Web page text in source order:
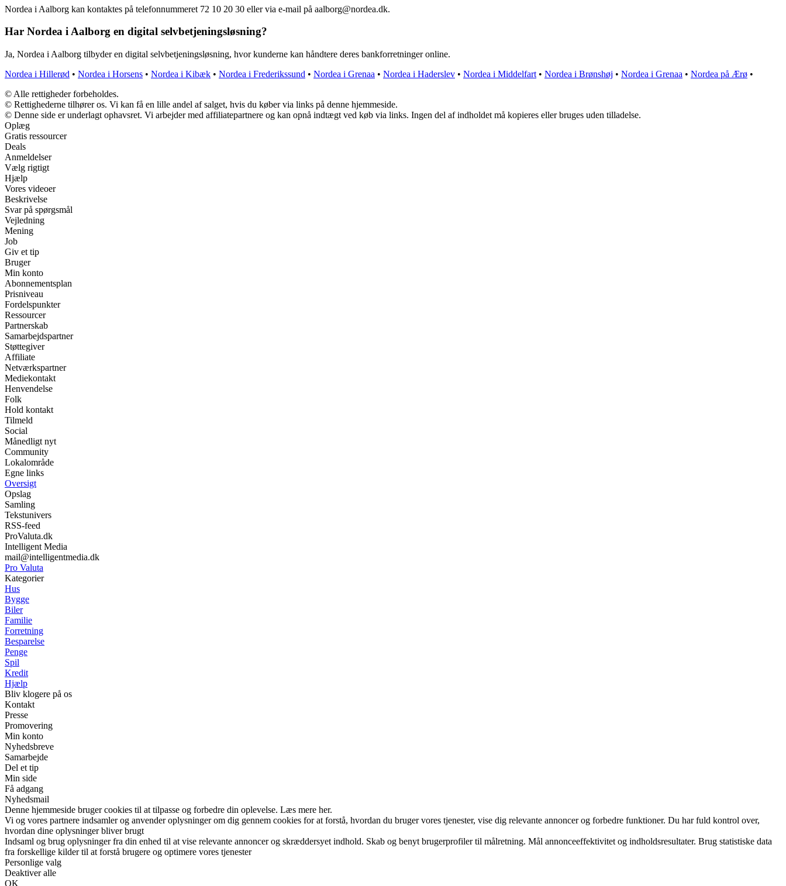
Nordea i Aalborg kan kontaktes på telefonnummeret 72 10 20 30 eller via e-mail på aalborg@nordea.dk.
Har Nordea i Aalborg en digital selvbetjeningsløsning?
Ja, Nordea i Aalborg tilbyder en digital selvbetjeningsløsning, hvor kunderne kan håndtere deres bankforretninger online.
Nordea i Hillerød • Nordea i Horsens • Nordea i Kibæk • Nordea i Frederikssund • Nordea i Grenaa • Nordea i Haderslev • Nordea i Middelfart • Nordea i Brønshøj • Nordea i Grenaa • Nordea på Ærø •
© Alle rettigheder forbeholdes.
© Rettighederne tilhører os. Vi kan få en lille andel af salget, hvis du køber via links på denne hjemmeside.
© Denne side er underlagt ophavsret. Vi arbejder med affiliatepartnere og kan opnå indtægt ved køb via links. Ingen del af indholdet må kopieres eller bruges uden tilladelse.
Oplæg
Gratis ressourcer
Deals
Anmeldelser
Vælg rigtigt
Hjælp
Vores videoer
Beskrivelse
Svar på spørgsmål
Vejledning
Mening
Job
Giv et tip
Bruger
Min konto
Abonnementsplan
Prisniveau
Fordelspunkter
Ressourcer
Partnerskab
Samarbejdspartner
Støttegiver
Affiliate
Netværkspartner
Mediekontakt
Henvendelse
Folk
Hold kontakt
Tilmeld
Social
Månedligt nyt
Community
Lokalområde
Egne links
Oversigt
Opslag
Samling
Tekstunivers
RSS-feed
ProValuta.dk
Intelligent Media
mail@intelligentmedia.dk
Pro Valuta
Kategorier
Hus
Bygge
Biler
Familie
Forretning
Besparelse
Penge
Spil
Kredit
Hjælp
Bliv klogere på os
Kontakt
Presse
Promovering
Min konto
Nyhedsbreve
Samarbejde
Del et tip
Min side
Få adgang
Nyhedsmail
Denne hjemmeside bruger cookies til at tilpasse og forbedre din oplevelse. Læs mere her.
Vi og vores partnere indsamler og anvender oplysninger om dig gennem cookies for at forstå, hvordan du bruger vores tjenester, vise dig relevante annoncer og forbedre funktioner. Du har fuld kontrol over,
hvordan dine oplysninger bliver brugt
Indsaml og brug oplysninger fra din enhed til at vise relevante annoncer og skræddersyet indhold. Skab og benyt brugerprofiler til målretning. Mål annonceeffektivitet og indholdsresultater. Brug statistiske data
fra forskellige kilder til at forstå brugere og optimere vores tjenester
Personlige valg
Deaktiver alle
OK